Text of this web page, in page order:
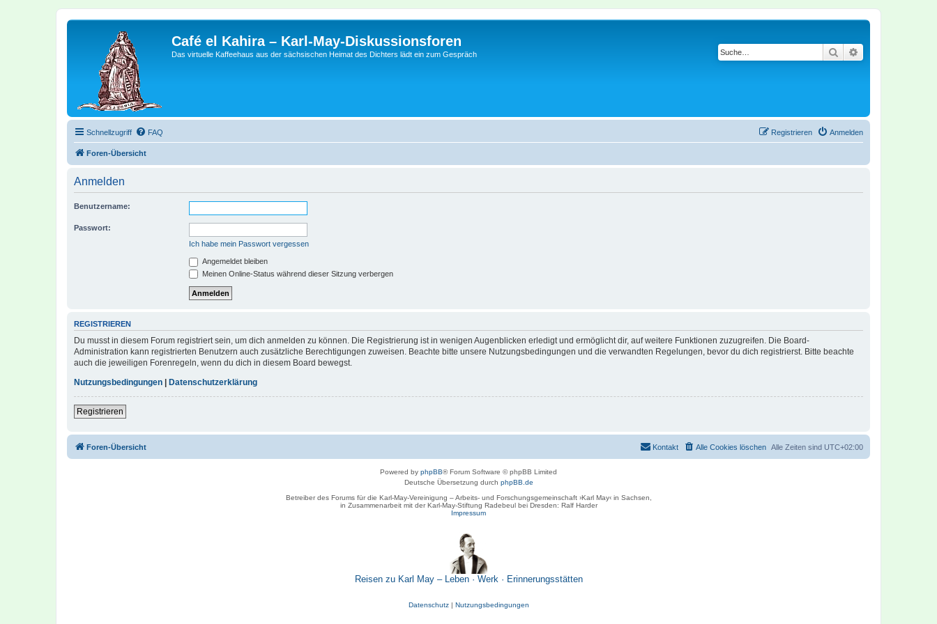
Café el Kahira – Karl-May-Diskussionsforen
Das virtuelle Kaffeehaus aus der sächsischen Heimat des Dichters lädt ein zum Gespräch Suche
Schnellzugriff FAQ Anmelden
Registrieren
Foren-Übersicht
Anmelden
Benutzername:
Passwort:
Ich habe mein Passwort vergessen
Angemeldet bleiben
Meinen Online-Status während dieser Sitzung verbergen
REGISTRIEREN
Du musst in diesem Forum registriert sein, um dich anmelden zu können. Die Registrierung ist in wenigen Augenblicken erledigt und ermöglicht dir, auf weitere Funktionen zuzugreifen. Die Board-
Administration kann registrierten Benutzern auch zusätzliche Berechtigungen zuweisen. Beachte bitte unsere Nutzungsbedingungen und die verwandten Regelungen, bevor du dich registrierst. Bitte beachte
auch die jeweiligen Forenregeln, wenn du dich in diesem Board bewegst.
Nutzungsbedingungen | Datenschutzerklärung
Registrieren
Foren-Übersicht Alle Zeiten sind UTC+02:00
Alle Cookies löschen
Kontakt
Powered by phpBB® Forum Software © phpBB Limited
Deutsche Übersetzung durch phpBB.de
Betreiber des Forums für die Karl-May-Vereinigung – Arbeits- und Forschungsgemeinschaft ›Karl May‹ in Sachsen,
in Zusammenarbeit mit der Karl-May-Stiftung Radebeul bei Dresden: Ralf Harder
Impressum
Reisen zu Karl May – Leben · Werk · Erinnerungsstätten
Datenschutz| Nutzungsbedingungen